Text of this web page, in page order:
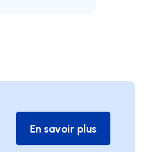
En savoir plus
En savoir plus